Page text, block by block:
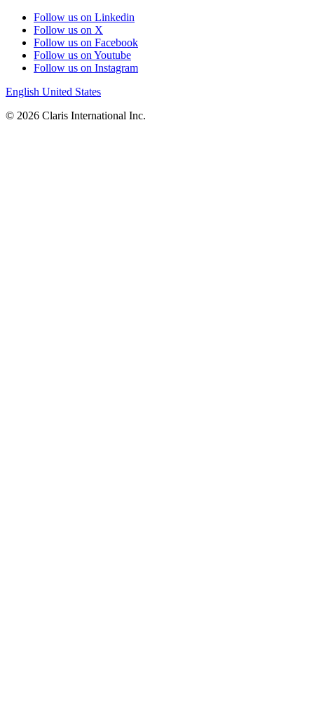
Follow us on Linkedin
Follow us on X
Follow us on Facebook
Follow us on Youtube
Follow us on Instagram
English United States
© 2026 Claris International Inc.